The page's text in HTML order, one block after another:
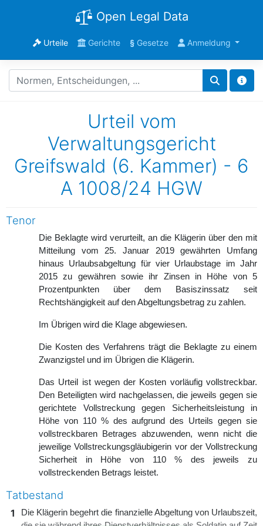
Open Legal Data
Urteile Gerichte §Gesetze Anmeldung
Urteil vom
Verwaltungsgericht
Greifswald (6. Kammer) - 6
A 1008/24 HGW
Tenor
Die Beklagte wird verurteilt, an die Klägerin über den mit
Mitteilung vom 25. Januar 2019 gewährten Umfang
hinaus Urlaubsabgeltung für vier Urlaubstage im Jahr
2015 zu gewähren sowie ihr Zinsen in Höhe von 5
Prozentpunkten über dem Basiszinssatz seit
Rechtshängigkeit auf den Abgeltungsbetrag zu zahlen.
Im Übrigen wird die Klage abgewiesen.
Die Kosten des Verfahrens trägt die Beklagte zu einem
Zwanzigstel und im Übrigen die Klägerin.
Das Urteil ist wegen der Kosten vorläufig vollstreckbar.
Den Beteiligten wird nachgelassen, die jeweils gegen sie
gerichtete Vollstreckung gegen Sicherheitsleistung in
Höhe von 110 % des aufgrund des Urteils gegen sie
vollstreckbaren Betrages abzuwenden, wenn nicht die
jeweilige Vollstreckungsgläubigerin vor der Vollstreckung
Sicherheit in Höhe von 110 % des jeweils zu
vollstreckenden Betrags leistet.
Tatbestand
1
Die Klägerin begehrt die finanzielle Abgeltung von Urlaubszeit,